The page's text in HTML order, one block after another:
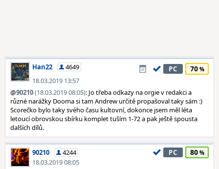
Han22
4649
18.03.2019 13:57
PC 70
@90210(18.03.2019 08:05): Jo třeba odkazy na orgie v redakci a
různé narážky Dooma si tam Andrew určitě propašoval taky sám :)
Scorečko bylo taky svého času kultovní, dokonce jsem měl léta
letoucí obrovskou sbírku komplet tuším 1-72 a pak ještě spousta
dalších dílů.
90210
4244
18.03.2019 08:05
PC 80